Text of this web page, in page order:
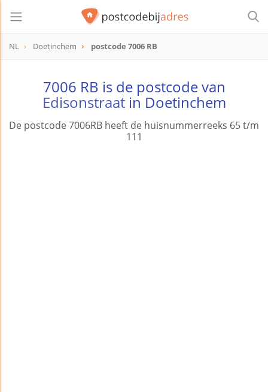
NL Doetinchem postcode 7006 RB
7006 RB is de postcode van
Edisonstraatin Doetinchem
De postcode 7006RB heeft de huisnummerreeks 65 t/m
111